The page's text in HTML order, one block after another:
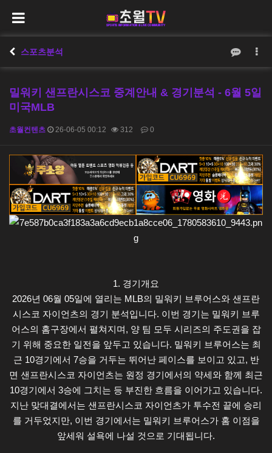
스포츠분석
밀워키 샌프란시스코 중계안내 & 경기분석 - 6월 5일
미국MLB
초월컨텐츠 26-06-05 00:12 312 0
1. 경기개요
2026년 06월 05일에 열리는 MLB의 밀워키 브루어스와 샌프란
시스코 자이언츠의 경기 분석입니다. 이번 경기는 밀워키 브루
어스의 홈구장에서 펼쳐지며, 양 팀 모두 시리즈의 주도권을 잡
기 위해 중요한 일전을 앞두고 있습니다. 밀워키 브루어스는 최
근 10경기에서 7승을 거두는 뛰어난 페이스를 보이고 있고, 반
면 샌프란시스코 자이언츠는 원정 경기에서의 약세와 함께 최근
10경기에서 3승에 그치는 등 부진한 흐름을 이어가고 있습니다.
지난 맞대결에서는 샌프란시스코 자이언츠가 투수전 끝에 승리
를 거두었지만, 이번 경기에서는 밀워키 브루어스가 홈 이점을
앞세워 설욕에 나설 것으로 기대됩니다.